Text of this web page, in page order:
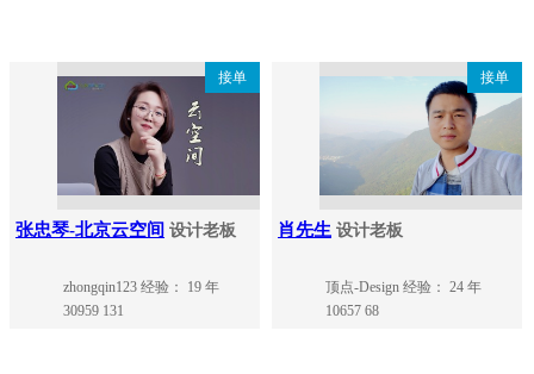
接单
张忠琴-北京云空间 设计老板
zhongqin123 经验： 19 年
30959 131
接单
肖先生 设计老板
顶点-Design 经验： 24 年
10657 68